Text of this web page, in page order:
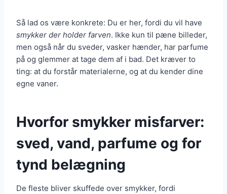
Så lad os være konkrete: Du er her, fordi du vil have
smykker der holder farven. Ikke kun til pæne billeder,
men også når du sveder, vasker hænder, har parfume
på og glemmer at tage dem af i bad. Det kræver to
ting: at du forstår materialerne, og at du kender dine
egne vaner.
Hvorfor smykker misfarver:
sved, vand, parfume og for
tynd belægning
De fleste bliver skuffede over smykker, fordi